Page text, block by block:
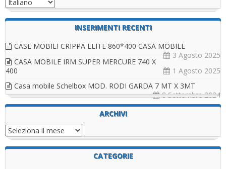
INSERIMENTI RECENTI
CASE MOBILI CRIPPA ELITE 860*400 CASA MOBILE
3 Agosto 2025
CASA MOBILE IRM SUPER MERCURE 740 X
400
1 Agosto 2025
Casa mobile Schelbox MOD. RODI GARDA 7 MT X 3MT
8 Settembre 2024
ARCHIVI
Archivi
CATEGORIE